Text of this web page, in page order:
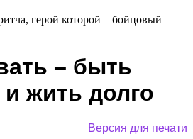
герой которой – бойцовый
– быть
жить долго
Версия для печати